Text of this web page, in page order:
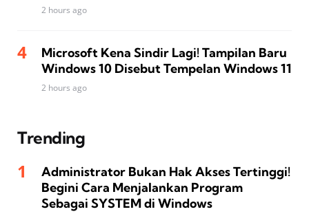
2 hours ago
Microsoft Kena Sindir Lagi! Tampilan Baru
Windows 10 Disebut Tempelan Windows 11
2 hours ago
Trending
Administrator Bukan Hak Akses Tertinggi!
Begini Cara Menjalankan Program
Sebagai SYSTEM di Windows